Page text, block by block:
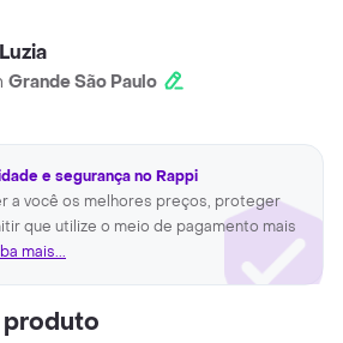
Grande São Paulo
e segurança no Rappi
a você os melhores preços, proteger
que utilize o meio de pagamento mais
mais...